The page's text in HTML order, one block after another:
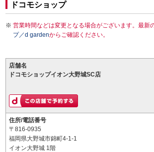
ドコモショップ
営業時間などは変更となる場合がございます。最新
プ／d gardenからご確認ください。
店舗名
ドコモショップイオン大野城SC店
住所/電話番号
〒816-0935
福岡県大野城市錦町4-1-1
イオン大野城 1階